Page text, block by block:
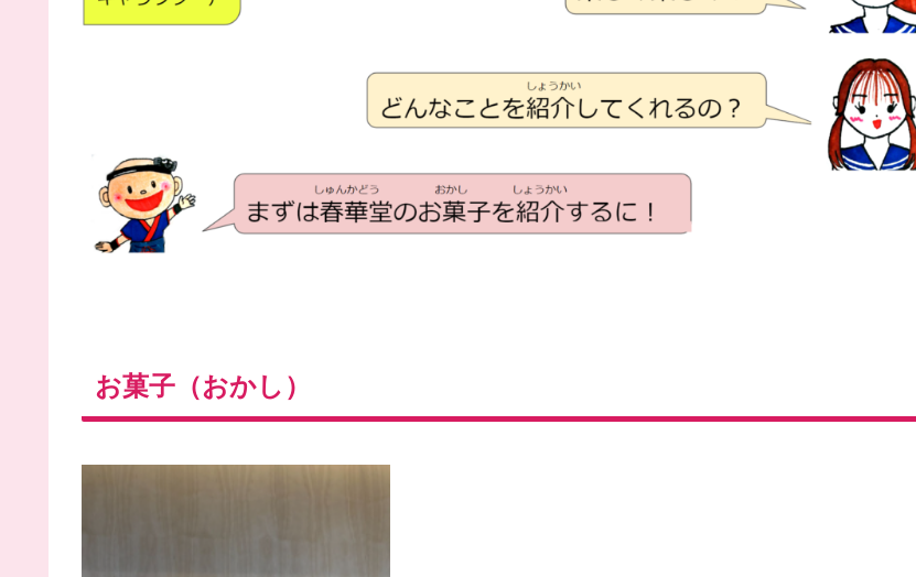
お菓子（おかし）